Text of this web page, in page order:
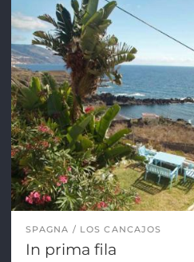
Indirizzo
SPAGNA LOS CANCAJOS
In prima fila